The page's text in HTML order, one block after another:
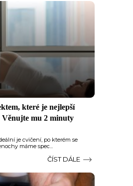
které je nejlepší
mu 2 minuty
je cvičení, po kterém se
máme spec...
ČÍST DÁLE